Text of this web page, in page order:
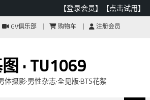
【登录会员】 【点击试用】
GV俱乐部 购物车 注册会员
· TU1069
体摄影·男性杂志·全见版·BTS花絮